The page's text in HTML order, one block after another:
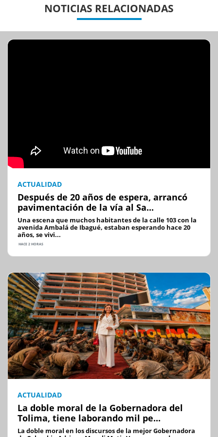
NOTICIAS RELACIONADAS
ACTUALIDAD
Después de 20 años de espera, arrancó
pavimentación de la vía al Sa...
Una escena que muchos habitantes de la calle 103 con la
avenida Ambalá de Ibagué, estaban esperando hace 20
años, se vivi...
HACE 2 HORAS
ACTUALIDAD
La doble moral de la Gobernadora del
Tolima, tiene laborando mil pe...
La doble moral en los discursos de la mejor Gobernadora